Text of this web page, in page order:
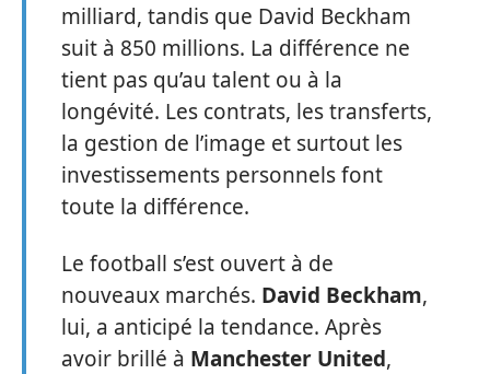
milliard, tandis que David Beckham
suit à 850 millions. La différence ne
tient pas qu’au talent ou à la
longévité. Les contrats, les transferts,
la gestion de l’image et surtout les
investissements personnels font
toute la différence.
Le football s’est ouvert à de
nouveaux marchés. David Beckham,
lui, a anticipé la tendance. Après
avoir brillé à Manchester United,